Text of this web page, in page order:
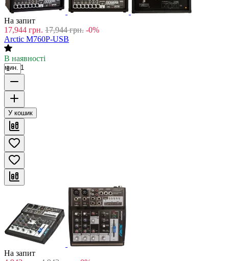
На запит
17,944 грн. 17,944 грн. -0%
Arctic M760P-USB
В наявності
мин. 1
У кошик
На запит